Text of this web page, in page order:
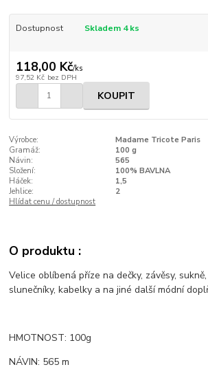
Dostupnost Skladem 4 ks
118,00 Kč/ks
97,52 Kč bez DPH
KOUPIT
Výrobce:
Madame Tricote Paris
Gramáž:
100 g
Návin:
565
Složení:
100% BAVLNA
Háček:
1,5
Jehlice:
2
Hlídat cenu / dostupnost
O produktu :
Velice oblíbená příze na dečky, závěsy,
slunečníky, kabelky a na jiné další módní
HMOTNOST: 100g
NÁVIN: 565 m